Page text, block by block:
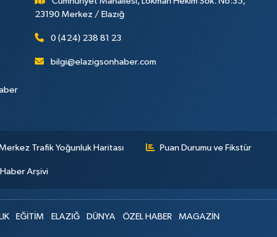
23190 Merkez / Elazığ
0 (424) 238 81 23
bilgi@elazigsonhaber.com
Trafik Yoğunluk Haritası Puan Durumu ve Fikstür
Haber Arşivi
EĞİTİM ELAZIĞ DÜNYA ÖZEL HABER MAGAZİN